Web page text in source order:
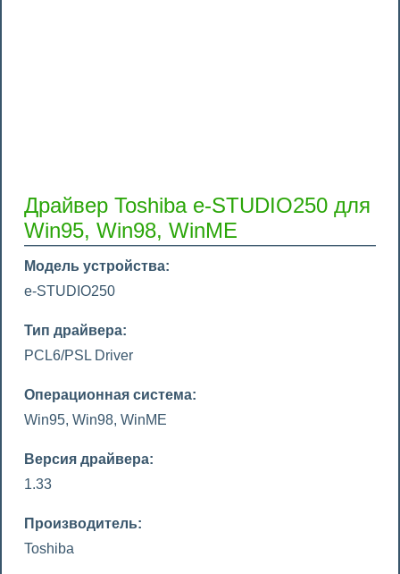
Драйвер Toshiba e-STUDIO250 для
Win95, Win98, WinME
Модель устройства:
e-STUDIO250
Тип драйвера:
PCL6/PSL Driver
Операционная система:
Win95, Win98, WinME
Версия драйвера:
1.33
Производитель:
Toshiba